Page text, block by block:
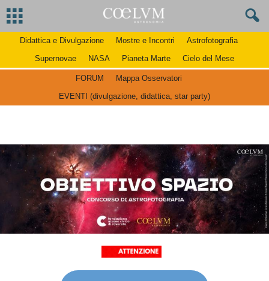
Didattica e Divulgazione Mostre e Incontri
Astrofotografia
Supernovae
NASA Pianeta Marte Cielo del Mese
FORUM
Mappa Osservatori
EVENTI (divulgazione, didattica, star party)